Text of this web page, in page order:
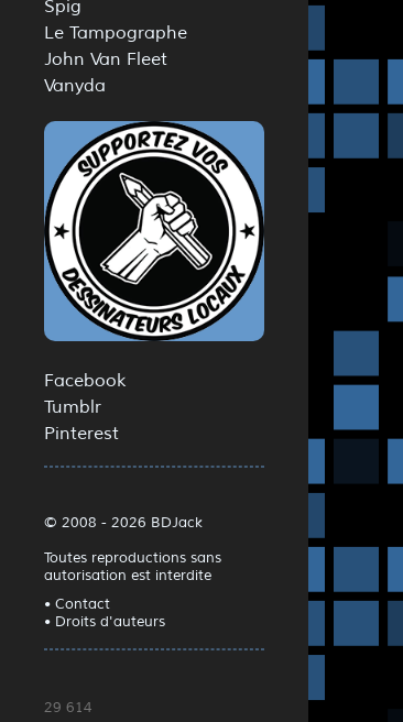
Spig
Le Tampographe
John Van Fleet
Vanyda
Facebook
Tumblr
Pinterest
© 2008 - 2026 BDJack
Toutes reproductions sans
autorisation est interdite
• Contact
• Droits d'auteurs
29 614